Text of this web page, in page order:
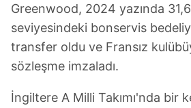
Greenwood, 2024 yazında
seviyesindeki bonservis
transfer oldu ve Fransız
sözleşme imzaladı.
İngiltere A Milli Takımı'nda bir